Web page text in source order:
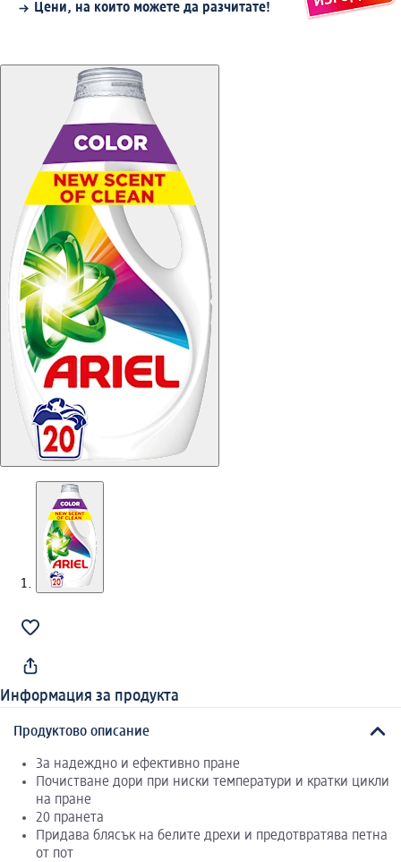
Цени, на които можете да разчитате!
Информация за продукта
Продуктово описание
За надеждно и ефективно пране
Почистване дори при ниски температури и кратки цикли
на пране
20 пранета
Придава блясък на белите дрехи и предотвратява петна
от пот